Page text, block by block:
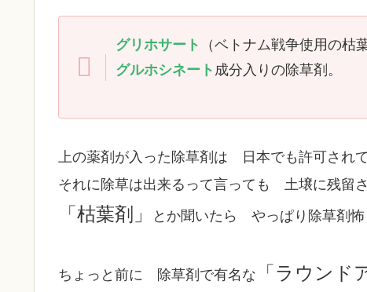
グリホサート
（ベトナム戦争使用の枯
グルホシネート 成分入りの除草剤。
上の薬剤が入った除草剤は 日本でも許可され
それに除草は出来るって言っても 土壌に残留さ
「枯葉剤」 とか聞いたら やっぱり除草剤怖
ちょっと前に 除草剤で有名な 「ラウンド